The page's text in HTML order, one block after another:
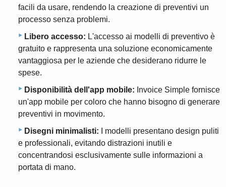
facili da usare, rendendo la creazione di preventivi un
processo senza problemi.
Libero accesso: L'accesso ai modelli di preventivo è
gratuito e rappresenta una soluzione economicamente
vantaggiosa per le aziende che desiderano ridurre le
spese.
Disponibilità dell'app mobile: Invoice Simple fornisce
un'app mobile per coloro che hanno bisogno di generare
preventivi in ​​movimento.
Disegni minimalisti: I modelli presentano design puliti
e professionali, evitando distrazioni inutili e
concentrandosi esclusivamente sulle informazioni a
portata di mano.